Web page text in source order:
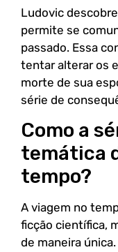
Ludovic
permite se
passado. Essa
tentar alterar os
morte de sua
série de
Como a
temática
tempo?
A viagem no
ficção científica,
de maneira